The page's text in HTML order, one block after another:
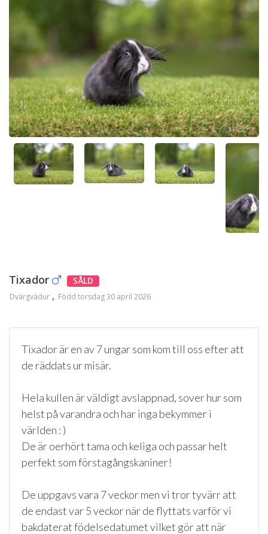
Tixador SÅLD
Dvärgvädur Född torsdag 30 april 2026
Tixador är en av 7 ungar som kom till oss efter att
de räddats ur misär.
Hela kullen är väldigt avslappnad, sover hur som
helst på varandra och har inga bekymmer i
världen : )
De är oerhört tama och keliga och passar helt
perfekt som förstagångskaniner!
De uppgavs vara 7 veckor men vi tror tyvärr att
de endast var 5 veckor när de flyttats varför vi
bakdaterat födelsedatumet vilket gör att när